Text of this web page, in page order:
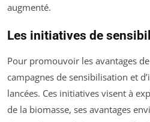
augmenté.
Les initiatives de
Pour promouvoir les avantages
campagnes de sensibilisation et
lancées. Ces initiatives visent à
de la biomasse, ses avantages